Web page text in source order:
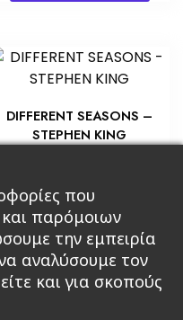
DIFFERENT SEASONS –
STEPHEN KING
Προσθήκη στο καλάθι
που
παρόμοιων
την εμπειρία
αναλύσουμε τον
και για σκοπούς